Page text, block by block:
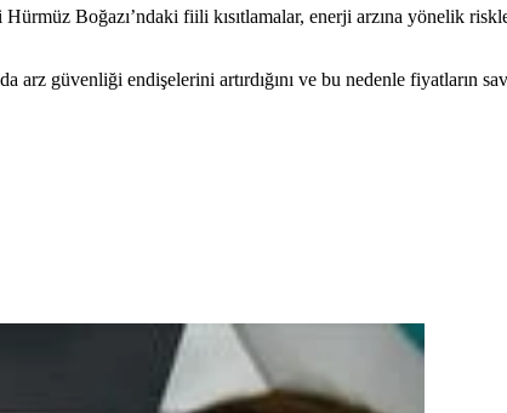
Boğazı’ndaki fiili kısıtlamalar, enerji arzına yönelik
güvenliği endişelerini artırdığını ve bu nedenle fiyatların